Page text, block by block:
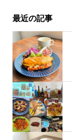
最近の記事